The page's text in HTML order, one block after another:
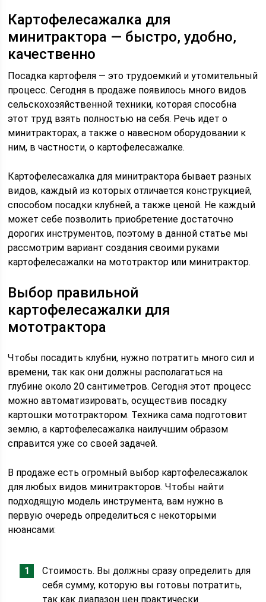
Картофелесажалка для
минитрактора — быстро, удобно,
качественно
Посадка картофеля — это трудоемкий и утомительный
процесс. Сегодня в продаже появилось много видов
сельскохозяйственной техники, которая способна
этот труд взять полностью на себя. Речь идет о
минитракторах, а также о навесном оборудовании к
ним, в частности, о картофелесажалке.
Картофелесажалка для минитрактора бывает разных
видов, каждый из которых отличается конструкцией,
способом посадки клубней, а также ценой. Не каждый
может себе позволить приобретение достаточно
дорогих инструментов, поэтому в данной статье мы
рассмотрим вариант создания своими руками
картофелесажалки на мототрактор или минитрактор.
Выбор правильной
картофелесажалки для
мототрактора
Чтобы посадить клубни, нужно потратить много сил и
времени, так как они должны располагаться на
глубине около 20 сантиметров. Сегодня этот процесс
можно автоматизировать, осуществив посадку
картошки мототрактором. Техника сама подготовит
землю, а картофелесажалка наилучшим образом
справится уже со своей задачей.
В продаже есть огромный выбор картофелесажалок
для любых видов минитракторов. Чтобы найти
подходящую модель инструмента, вам нужно в
первую очередь определиться с некоторыми
нюансами:
Стоимость. Вы должны сразу определить для
себя сумму, которую вы готовы потратить,
так как диапазон цен практически